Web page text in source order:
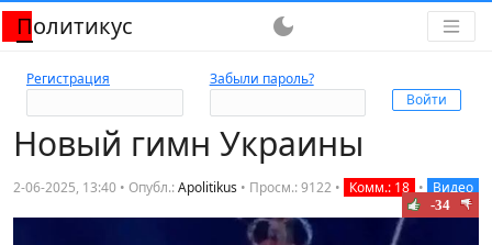
Политикус dark_mode
Регистрация Забыли пароль?
Новый гимн Украины
2-06-2025, 13:40 • Опубл.:Apolitikus • Просм.: 9122 • Комм.: 18 • Видео
-34